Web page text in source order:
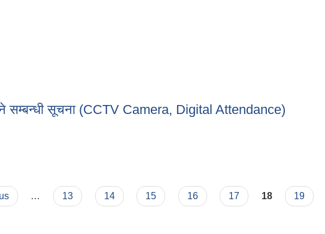
सम्बन्धी सूचना (CCTV Camera, Digital Attendance)
… 13 14 15 16 17 18 19